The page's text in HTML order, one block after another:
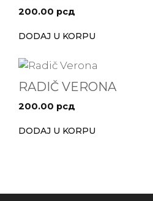
200.00 рсд
DODAJ U KORPU
RADIČ VERONA
200.00 рсд
DODAJ U KORPU